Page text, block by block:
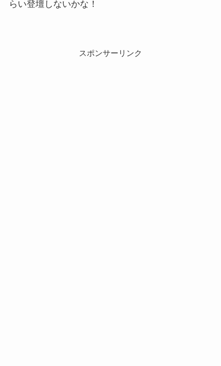
らい登壇しないかな！
スポンサーリンク